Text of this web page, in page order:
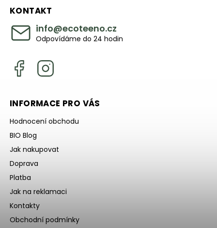
KONTAKT
info@ecoteeno.cz
Odpovídáme do 24 hodin
INFORMACE PRO VÁS
Hodnocení obchodu
BIO Blog
Jak nakupovat
Doprava
Platba
Jak na reklamaci
Kontakty
Obchodní podmínky